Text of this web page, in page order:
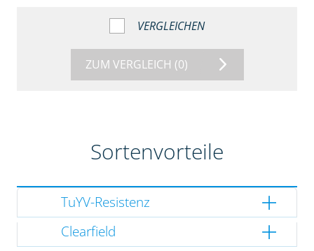
VERGLEICHEN
ZUM VERGLEICH (0)
Sortenvorteile
TuYV-Resistenz
Clearfield